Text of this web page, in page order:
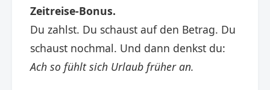
Zeitreise-Bonus.
Du zahlst. Du schaust auf den Betrag. Du
schaust nochmal. Und dann denkst du:
Ach so fühlt sich Urlaub früher an.